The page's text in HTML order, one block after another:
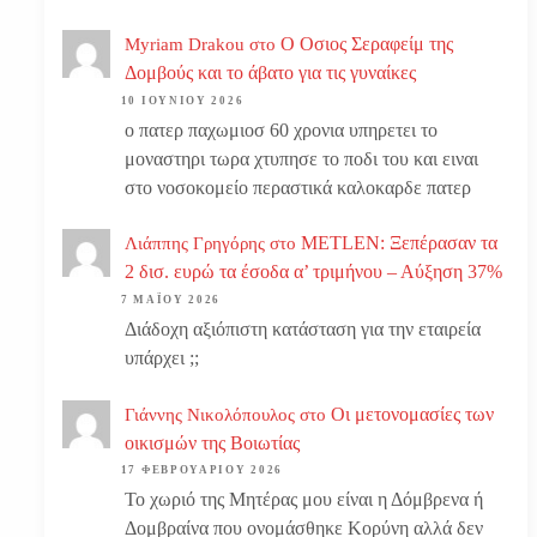
Myriam Drakou στο Ο Οσιος Σεραφείμ της
Δομβούς και το άβατο για τις γυναίκες
10 ΙΟΥΝΊΟΥ 2026
ο πατερ παχωμιοσ 60 χρονια υπηρετει το
μοναστηρι τωρα χτυπησε το ποδι του και ειναι
στο νοσοκομείο περαστικά καλοκαρδε πατερ
Λιάππης Γρηγόρης στο METLEN: Ξεπέρασαν τα
2 δισ. ευρώ τα έσοδα α’ τριμήνου – Αύξηση 37%
7 ΜΑΪ́ΟΥ 2026
Διάδοχη αξιόπιστη κατάσταση για την εταιρεία
υπάρχει ;;
Γιάννης Νικολόπουλος στο Οι μετονομασίες των
οικισμών της Βοιωτίας
17 ΦΕΒΡΟΥΑΡΊΟΥ 2026
Το χωριό της Μητέρας μου είναι η Δόμβρενα ή
Δομβραίνα που ονομάσθηκε Κορύνη αλλά δεν